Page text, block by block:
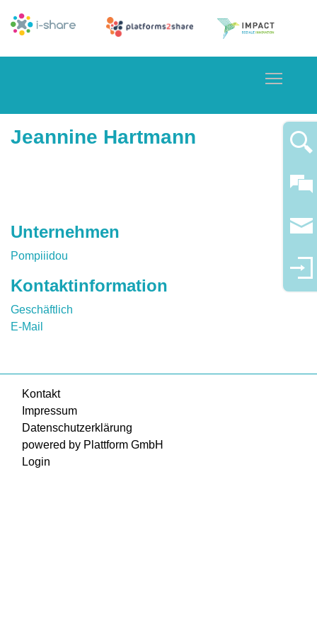
Jeannine Hartmann
Unternehmen
Pompiiidou
Kontaktinformation
Geschäftlich
E-Mail
Kontakt
Impressum
Datenschutzerklärung
powered by Plattform GmbH
Login